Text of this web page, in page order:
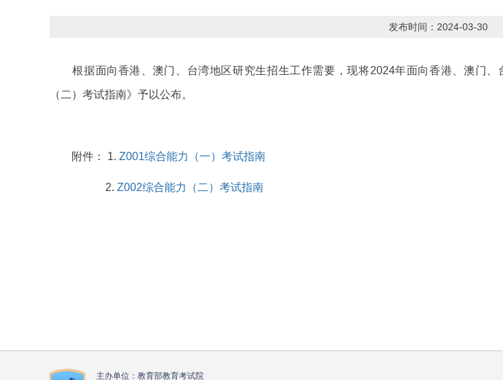
发布时间： 2024-03-30
根据面向香港、澳门、台湾地区研究生招生工作需要，现将2024年面向香港、澳门、
（二）考试指南》予以公布。
附件： 1. Z001综合能力（一）考试指南
2. Z002综合能力（二）考试指南
主办单位：教育部教育考试院